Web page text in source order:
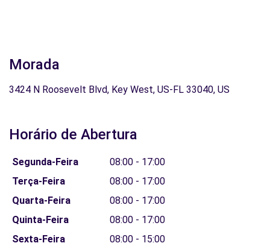
Morada
3424 N Roosevelt Blvd, Key West, US-FL 33040, US
Horário de Abertura
Segunda-Feira
08:00 - 17:00
Terça-Feira
08:00 - 17:00
Quarta-Feira
08:00 - 17:00
Quinta-Feira
08:00 - 17:00
Sexta-Feira
08:00 - 15:00